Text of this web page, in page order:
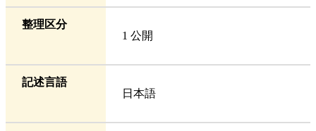
整理区分
1 公開
記述言語
日本語